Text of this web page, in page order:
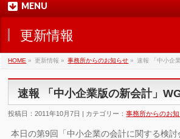
MENU
更新情報
HOME » 更新情報 » 事務所からのお知らせ » 速報 「中小企
速報 「中小企業版の新会計」
投稿日：2011年10月7日 | カテゴリー：事務所からのお
本日の第9回「中小企業の会計に関する検